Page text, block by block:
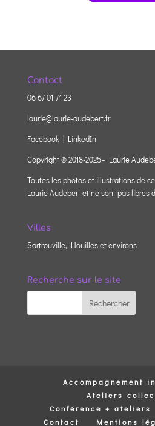
Contact
06 67 01 71 23
laurie@laurie-audebert.fr
Facebook | LinkedIn
Copyright © 2018-2025– Laurie
Toutes les photos et illustrations de
Laurie Audebert et ne sont pas libres
Villes
Sartrouville, Houilles et environs
Recherche sur le site
Accompagnement
Ateliers
Conférence +
Contact
Mentions